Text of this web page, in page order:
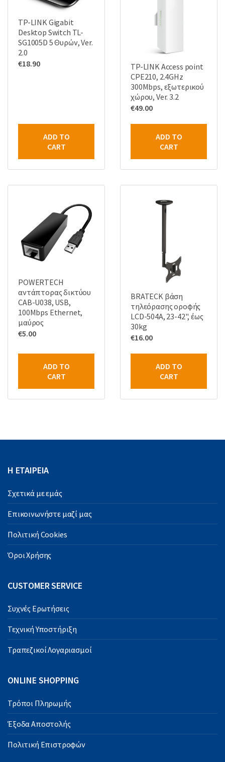
TP-LINK Gigabit
Desktop Switch TL-
SG1005D 5 Θυρών, Ver.
2.0
€18.90
ADD TO
CART
TP-LINK Access point
CPE210, 2.4GHz
300Mbps, εξωτερικού
χώρου, Ver. 3.2
€49.00
ADD TO
CART
POWERTECH
αντάπτορας δικτύου
CAB-U038, USB,
100Mbps Ethernet,
μαύρος
€5.00
ADD TO
CART
BRATECK βάση
τηλεόρασης οροφής
LCD-504A, 23-42", έως
30kg
€16.00
ADD TO
CART
Η ΕΤΑΙΡΕΙΑ
Σχετικά με εμάς
Επικοινωνήστε μαζί μας
Πολιτική Cookies
Όροι Χρήσης
CUSTOMER SERVICE
Συχνές Ερωτήσεις
Τεχνική Υποστήριξη
Τραπεζικοί Λογαριασμοί
ONLINE SHOPPING
Τρόποι Πληρωμής
Έξοδα Αποστολής
Πολιτική Επιστροφών